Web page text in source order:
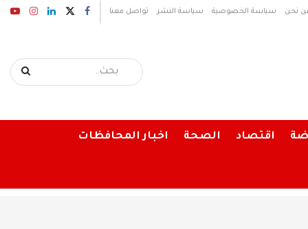
نحن سياسة الخصوصية سياسة النشر تواصل معنا
اقتصاد الصحة اخبار المحافظات